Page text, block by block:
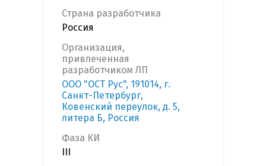
Страна разработчика
Россия
Организация,
привлеченная
разработчиком ЛП
ООО "ОСТ Рус", 191014, г.
Санкт-Петербург,
Ковенский переулок, д. 5,
литера Б, Россия
Фаза КИ